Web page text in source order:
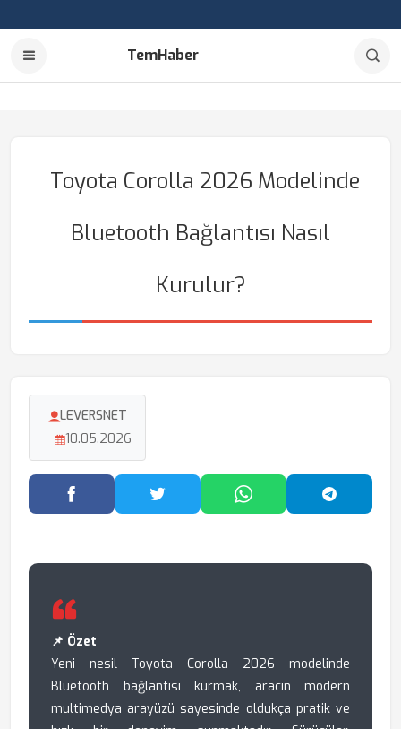
TemHaber
Toyota Corolla 2026 Modelinde
Bluetooth Bağlantısı Nasıl
Kurulur?
LEVERSNET
10.05.2026
Facebook'ta PaylaşTwitter'da PaylaşWhatsApp'ta Paylaş
📌 Özet
Yeni nesil Toyota Corolla 2026 modelinde
Bluetooth bağlantısı kurmak, aracın modern
multimedya arayüzü sayesinde oldukça pratik ve